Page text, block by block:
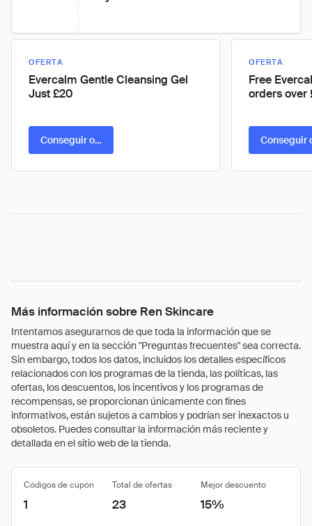
OFERTA
Evercalm Gentle Cleansing Gel
Just £20
Conseguir oferta
OFERTA
Free
orders over
Conseguir
Más información sobre Ren Skincare
Intentamos asegurarnos de que toda la información que se
muestra aquí y en la sección "Preguntas frecuentes" sea correcta.
Sin embargo, todos los datos, incluidos los detalles específicos
relacionados con los programas de la tienda, las políticas, las
ofertas, los descuentos, los incentivos y los programas de
recompensas, se proporcionan únicamente con fines
informativos, están sujetos a cambios y podrían ser inexactos u
obsoletos. Puedes consultar la información más reciente y
detallada en el sitio web de la tienda.
Códigos de cupón Total de ofertas Mejor descuento
1 23 15%